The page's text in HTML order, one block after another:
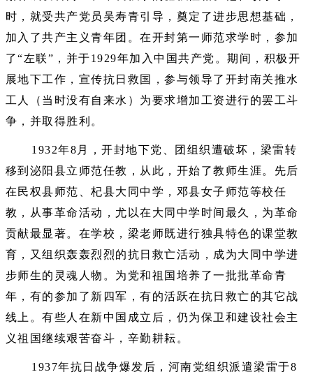
时，就受共产党员吴寿青引导，奠定了进步思想基础，
加入了共产主义青年团。在开封第一师范求学时，参加
了“左联”，并于1929年加入中国共产党。期间，积极开
展地下工作，宣传抗日救国，参与领导了开封南关推水
工人（当时没有自来水）为要求增加工资进行的罢工斗
争，并取得胜利。
1932年8月，开封地下党、团组织遭破坏，梁雷转
移到泌阳县立师范任教，从此，开始了教师生涯。先后
在民权县师范、杞县大同中学，邓县女子师范等校任
教，从事革命活动，尤以在大同中学时间最久，为革命
贡献最显著。在学校，梁老师既进行独具特色的课堂教
育，又组织轰轰烈烈的抗日救亡活动，成为大同中学进
步师生的灵魂人物。为党和祖国培养了一批批革命青
年，有的参加了新四军，有的活跃在抗日救亡的其它战
线上。有些人在新中国成立后，仍为保卫和建设社会主
义祖国继续艰苦奋斗，辛勤耕耘。
1937年抗日战争爆发后，河南党组织派遣梁雷于8